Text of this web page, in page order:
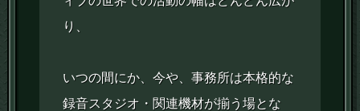
り、
いつの間にか、今や、事務所は本格的な
録音スタジオ・関連機材が揃う場とな